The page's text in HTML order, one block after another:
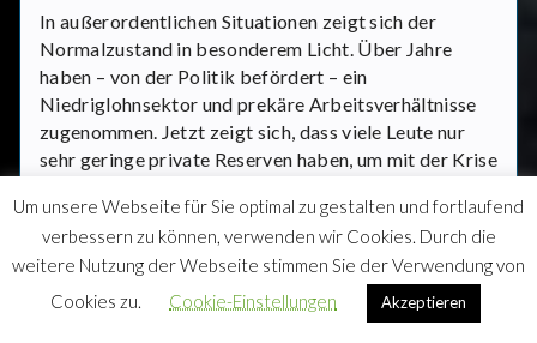
In außerordentlichen Situationen zeigt sich der
Normalzustand in besonderem Licht. Über Jahre
haben – von der Politik befördert – ein
Niedriglohnsektor und prekäre Arbeitsverhältnisse
zugenommen. Jetzt zeigt sich, dass viele Leute nur
sehr geringe private Reserven haben, um mit der Krise
Wohnungen, in denen wir bleiben sollen, klein.
In außerordentlichen Situationen muss sortiert
werden. Was sind existenzielle Probleme, was sind
dringende Probleme, was sind absehbare Probleme.
Um unsere Webseite für Sie optimal zu gestalten und fortlaufend
verbessern zu können, verwenden wir Cookies. Durch die
weitere Nutzung der Webseite stimmen Sie der Verwendung von
Cookies zu.
Cookie-Einstellungen Akzeptieren